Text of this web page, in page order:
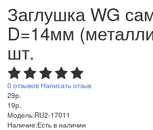
Заглушка WG
D=14мм
шт.
0 отзывов Написать отзыв
29р.
19р.
Модель:RU2-17011
Наличие:Есть в наличии